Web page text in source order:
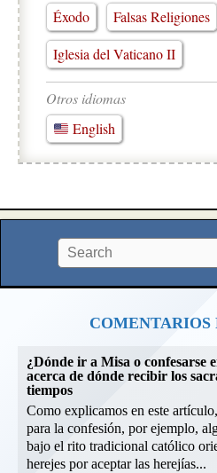
Éxodo Falsas Religiones
Iglesia del Vaticano II
Otros idiomas
English
COMENTARIOS
¿Dónde ir a Misa o confesarse
acerca de dónde recibir los
tiempos
Como explicamos en este
para la confesión, por ejemplo,
bajo el rito tradicional católico
herejes por aceptar las herejías...